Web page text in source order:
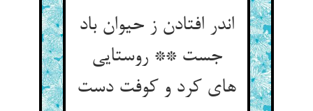
اندر افتادن ز حیوان باد
جست ** روستایی
های کرد و کوفت دست